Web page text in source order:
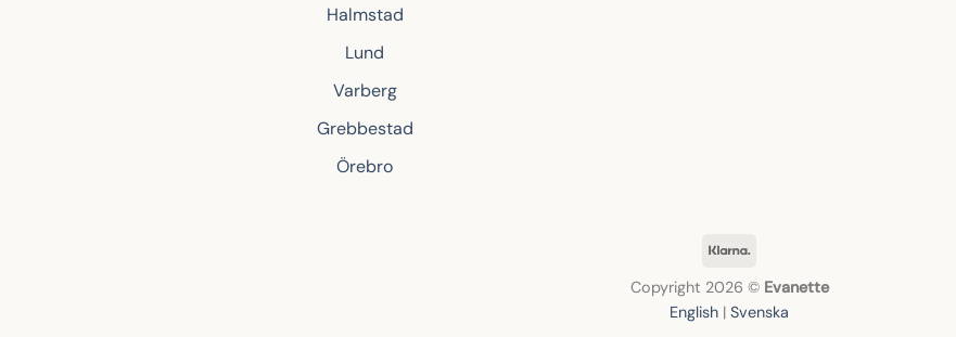
Halmstad
Lund
Varberg
Grebbestad
Örebro
Klarna
Copyright 2026 © Evanette
English | Svenska